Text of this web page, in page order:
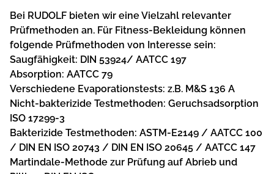
Bei RUDOLF bieten wir eine Vielzahl relevanter
Prüfmethoden an. Für Fitness-Bekleidung können
folgende Prüfmethoden von Interesse sein:
Saugfähigkeit: DIN 53924/ AATCC 197
Absorption: AATCC 79
Verschiedene Evaporationstests: z.B. M&S 136 A
Nicht-bakterizide Testmethoden: Geruchsadsorption
ISO 17299-3
Bakterizide Testmethoden: ASTM-E2149 / AATCC 100
/ DIN EN ISO 20743 / DIN EN ISO 20645 / AATCC 147
Martindale-Methode zur Prüfung auf Abrieb und